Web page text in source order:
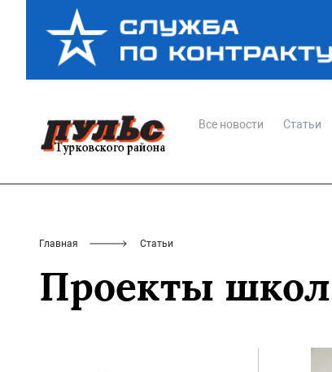
Все новости Статьи
Главная Статьи
Проекты